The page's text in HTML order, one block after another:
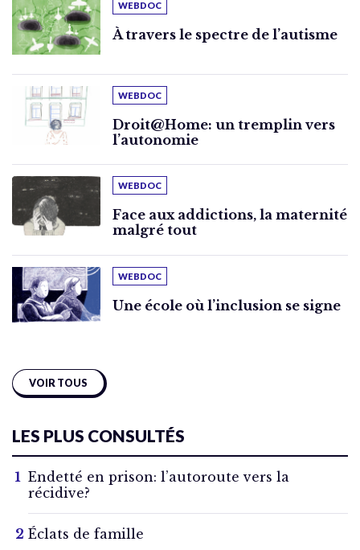
WEBDOC
À travers le spectre de l’autisme
WEBDOC
Droit@Home: un tremplin vers
l’autonomie
WEBDOC
Face aux addictions, la maternité
malgré tout
WEBDOC
Une école où l’inclusion se signe
VOIR TOUS
LES PLUS CONSULTÉS
Endetté en prison: l’autoroute vers la
récidive?
Éclats de famille